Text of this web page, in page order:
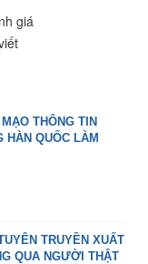
giá
THÔNG TIN
HÀN QUỐC LÀM
TRUYỀN XUẤT
QUA NGƯỜI THẬT